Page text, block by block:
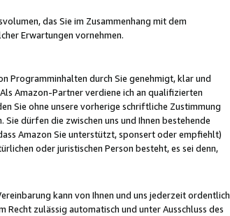
das Sie im Zusammenhang mit dem
Erwartungen vornehmen.
Programminhalten durch Sie genehmigt, klar und
Amazon-Partner verdiene ich an qualifizierten
Sie ohne unsere vorherige schriftliche Zustimmung
dürfen die zwischen uns und Ihnen bestehende
Amazon Sie unterstützt, sponsert oder empfiehlt)
oder juristischen Person besteht, es sei denn,
kann von Ihnen und uns jederzeit ordentlich
zulässig automatisch und unter Ausschluss des